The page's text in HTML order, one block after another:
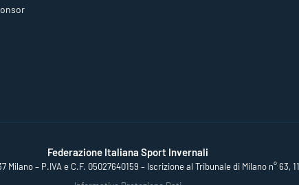
Federazione Italiana Sport Invernali
Milano – P.IVA e C.F. 05027640159 – Iscrizione al Tribunale di Milano n° 63,